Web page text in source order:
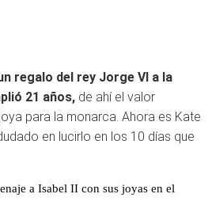
regalo del rey Jorge VI a la
21 años, de ahí el valor
para la monarca. Ahora es Kate
en lucirlo en los 10 días que
a Isabel II con sus joyas en el